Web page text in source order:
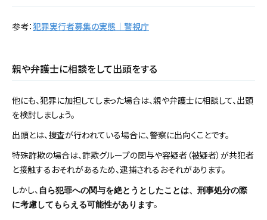
参考：犯罪実行者募集の実態｜警視庁
親や弁護士に相談をして出頭をする
他にも、犯罪に加担してしまった場合は、親や弁護士に相談して、出頭
を検討しましょう。
出頭とは、捜査が行われている場合に、警察に出向くことです。
特殊詐欺の場合は、詐欺グループの関与や容疑者（被疑者）が共犯者
と接触するおそれがあるため、逮捕されるおそれがあります。
しかし、 自ら犯罪への関与を絶とうとしたことは、刑事処分の際
に考慮してもらえる可能性があります。